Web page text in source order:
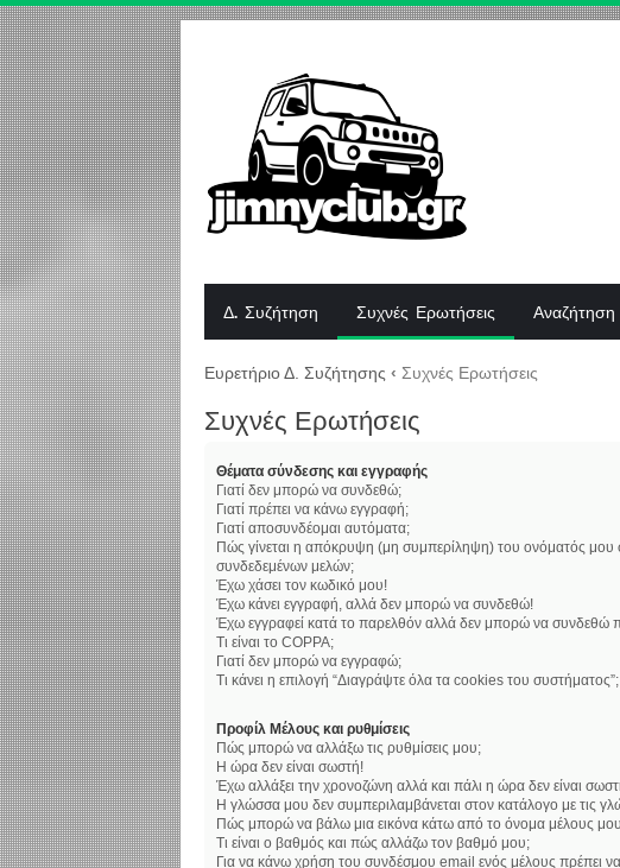
Δ. Συζήτηση Συχνές Ερωτήσεις Αναζήτηση
Ευρετήριο Δ. Συζήτησης ‹ Συχνές Ερωτήσεις
Συχνές Ερωτήσεις
Θέματα σύνδεσης και εγγραφής
Γιατί δεν μπορώ να συνδεθώ;
Γιατί πρέπει να κάνω εγγραφή;
Γιατί αποσυνδέομαι αυτόματα;
Πώς γίνεται η απόκρυψη (μη συμπερίληψη) του ονόματός μου
συνδεδεμένων μελών;
Έχω χάσει τον κωδικό μου!
Έχω κάνει εγγραφή, αλλά δεν μπορώ να συνδεθώ!
Έχω εγγραφεί κατά το παρελθόν αλλά δεν μπορώ να συνδεθώ
Τι είναι το COPPA;
Γιατί δεν μπορώ να εγγραφώ;
Τι κάνει η επιλογή “Διαγράψτε όλα τα cookies του συστήματος”;
Προφίλ Μέλους και ρυθμίσεις
Πώς μπορώ να αλλάξω τις ρυθμίσεις μου;
Η ώρα δεν είναι σωστή!
Έχω αλλάξει την χρονοζώνη αλλά και πάλι η ώρα δεν είναι
Η γλώσσα μου δεν συμπεριλαμβάνεται στον κατάλογο με τις
Πώς μπορώ να βάλω μια εικόνα κάτω από το όνομα μέλους
Τι είναι ο βαθμός και πώς αλλάζω τον βαθμό μου;
Για να κάνω χρήση του συνδέσμου email ενός μέλους πρέπει να